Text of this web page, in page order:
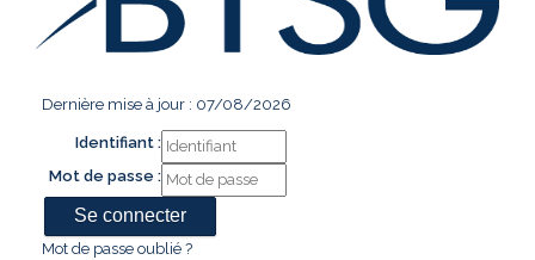
Dernière mise à jour : 07/08/2026
Identifiant :
Mot de passe :
Mot de passe oublié ?